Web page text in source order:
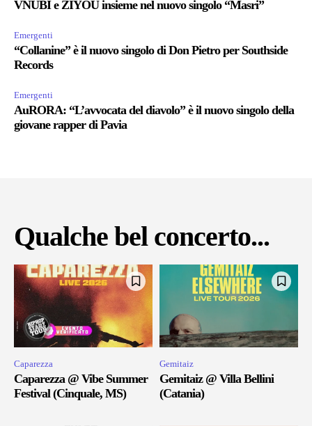
VNUBI e ZIYOU insieme nel nuovo singolo “Masri”
Emergenti
“Collanine” è il nuovo singolo di Don Pietro per Southside
Records
Emergenti
AuRORA: “L’avvocata del diavolo” è il nuovo singolo della
giovane rapper di Pavia
Qualche bel concerto...
Caparezza
Caparezza @ Vibe Summer
Festival (Cinquale, MS)
Gemitaiz
Gemitaiz @ Villa Bellini
(Catania)